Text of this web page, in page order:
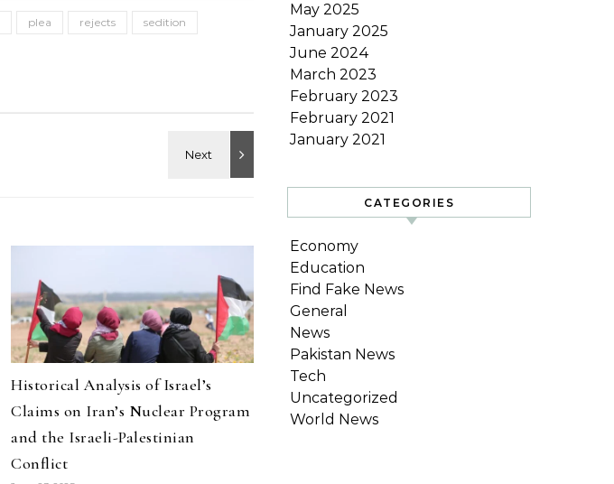
plea rejects
sedition
Historical Analysis of Israel’s
Claims on Iran’s Nuclear Program
and the Israeli-Palestinian
Conflict
May 2025
January 2025
June 2024
March 2023
February 2023
February 2021
January 2021
CATEGORIES
Economy
Education
Find Fake News
General
News
Pakistan News
Tech
Uncategorized
World News